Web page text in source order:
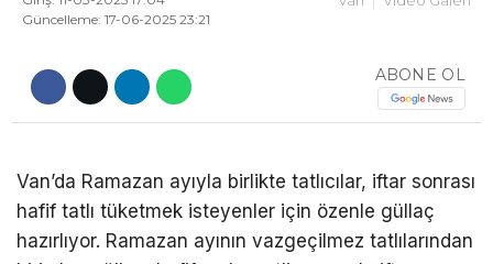
WhatsApp İhbar
Hattı
DÜNYA
EĞITIM
DIĞER
Güncelleme: 17-06-2025 23:21
ABONE OL
Van’da Ramazan ayıyla birlikte tatlıcılar, iftar sonrası
hafif tatlı tüketmek isteyenler için özenle güllaç
hazırlıyor. Ramazan ayının vazgeçilmez tatlılarından